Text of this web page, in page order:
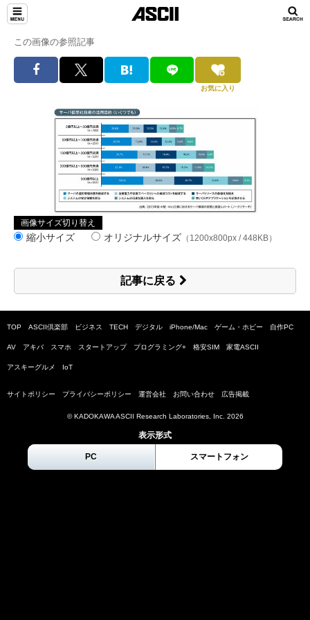
この画像の参照記事
お気に入り
画像サイズ切り替え
縮小サイズ オリジナルサイズ （1200x800px / 448KB）
記事に戻る
TOP ASCII倶楽部 ビジネス TECH デジタル iPhone/Mac ゲーム・ホビー 自作PC
AV アキバ スマホ スタートアップ プログラミング+ 格安SIM 家電ASCII
アスキーグルメ IoT
サイトポリシー プライバシーポリシー 運営会社 お問い合わせ 広告掲載
© KADOKAWA ASCII Research Laboratories, Inc. 2026
表示形式
PC スマートフォン